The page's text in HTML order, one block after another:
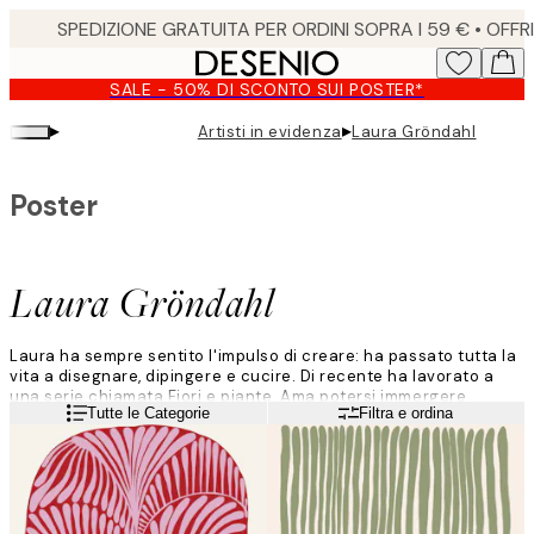
content.
SALE - 50% DI SCONTO SUI POSTER*
▸ Artisti in evidenza▸Laura Gröndahl
Laura Gröndahl
Poster
Laura ha sempre sentito l'impulso di creare: ha passato tutta la
vita a disegnare, dipingere e cucire. Di recente ha lavorato a
una serie chiamata Fiori e piante. Ama potersi immergere
completamente nel suo lavoro. Il suo studio, situato in una
vecchia fabbrica, ha un ruolo importante nel suo processo
creativo.
Leggi di piùTutte le Categorie Filtra e ordina